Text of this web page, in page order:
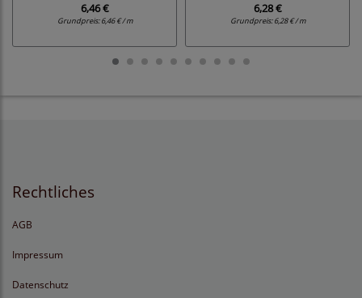
6,46 €
Grundpreis:6,46 € / m
6,28 €
Grundpreis:6,28 € / m
Rechtliches
AGB
Impressum
Datenschutz